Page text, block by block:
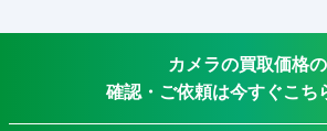
カメラの買取価格の
確認・ご依頼は今すぐこち